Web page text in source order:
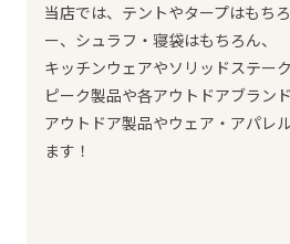
当店では、テントやタープはもち
ー、シュラフ・寝袋はもちろん、
キッチンウェアやソリッドステー
ピーク製品や各アウトドアブラン
アウトドア製品やウェア・アパレ
ます！